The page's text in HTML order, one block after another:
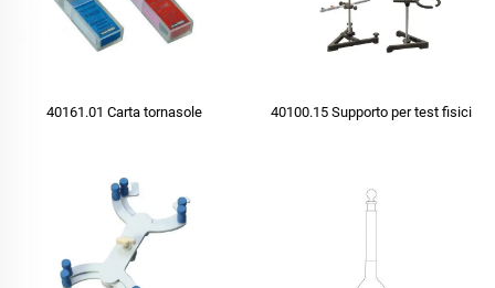
40161.01 Carta tornasole 40100.15 Supporto per test fisici